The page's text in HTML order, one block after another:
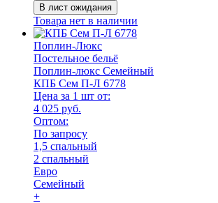
В лист ожидания
Товара нет в наличии
Поплин-Люкс
Постельное бельё
Поплин-люкс Семейный
КПБ Сем П-Л 6778
Цена за 1 шт от:
4 025 руб.
Оптом:
По запросу
1,5 спальный
2 спальный
Евро
Семейный
+